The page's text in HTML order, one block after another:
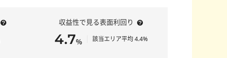
収益性で見る表面利回り
4.7％ 該当エリア平均 4.4%